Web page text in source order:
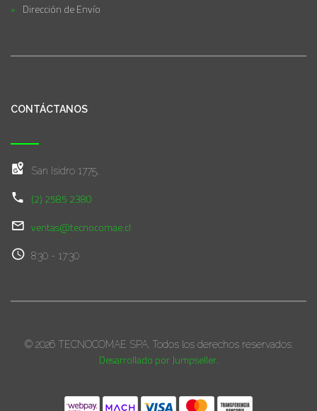
Dirección de Envío
CONTÁCTANOS
San Isidro 1775,
(2) 2585 2380
ventas@tecnocomae.cl
8:30 - 17:30
© 2026 TECNOCOMAE SPA. Todos los derechos reservados.
Desarrollado por Jumpseller